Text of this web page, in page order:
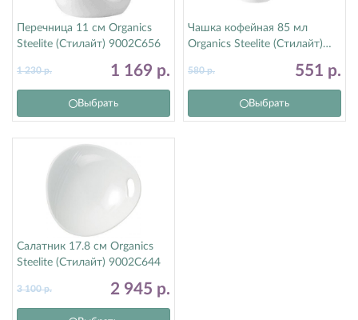
Перечница 11 см Organics
Steelite (Стилайт) 9002C656
1 169 р.
1 230р.
Выбрать
Чашка кофейная 85 мл
Organics Steelite (Стилайт)
551 р.
580р.
Выбрать
Салатник 17.8 см Organics
Steelite (Стилайт) 9002C644
2 945 р.
3 100р.